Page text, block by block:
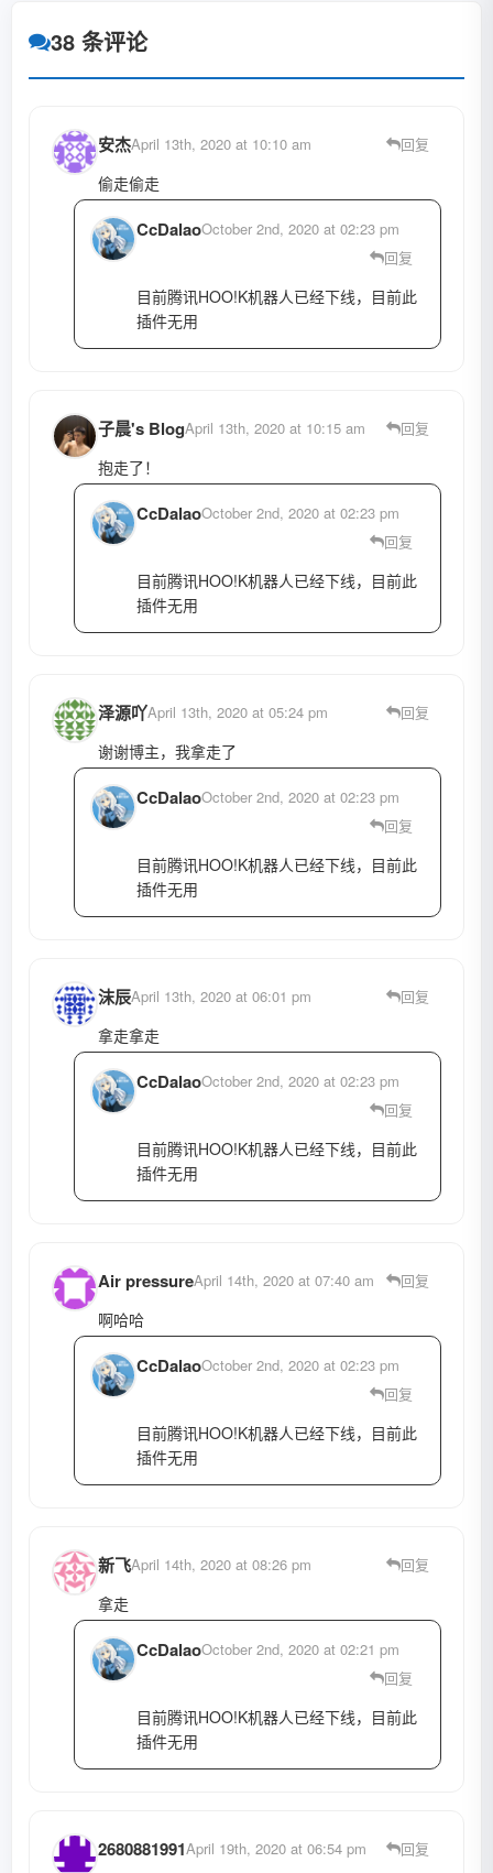
38 条评论
安杰April 13th, 2020 at 10:10 am 回复
偷走偷走
CcDalaoOctober 2nd, 2020 at 02:23 pm
回复
目前腾讯HOO!K机器人已经下线，目前此
插件无用
子晨's BlogApril 13th, 2020 at 10:15 am 回复
抱走了！
CcDalaoOctober 2nd, 2020 at 02:23 pm
回复
目前腾讯HOO!K机器人已经下线，目前此
插件无用
泽源吖April 13th, 2020 at 05:24 pm 回复
谢谢博主，我拿走了
CcDalaoOctober 2nd, 2020 at 02:23 pm
回复
目前腾讯HOO!K机器人已经下线，目前此
插件无用
沫辰April 13th, 2020 at 06:01 pm 回复
拿走拿走
CcDalaoOctober 2nd, 2020 at 02:23 pm
回复
目前腾讯HOO!K机器人已经下线，目前此
插件无用
Air pressureApril 14th, 2020 at 07:40 am 回复
啊哈哈
CcDalaoOctober 2nd, 2020 at 02:23 pm
回复
目前腾讯HOO!K机器人已经下线，目前此
插件无用
新飞April 14th, 2020 at 08:26 pm 回复
拿走
CcDalaoOctober 2nd, 2020 at 02:21 pm
回复
目前腾讯HOO!K机器人已经下线，目前此
插件无用
2680881991April 19th, 2020 at 06:54 pm 回复